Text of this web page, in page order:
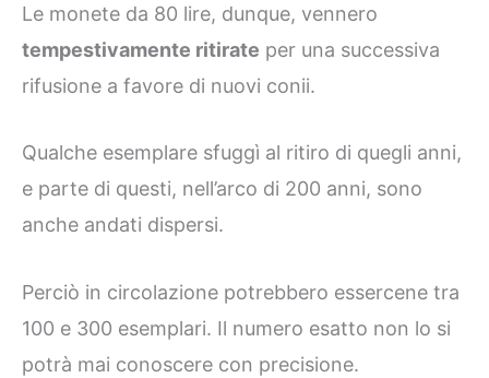
Le monete da 80 lire, dunque, vennero
tempestivamente ritirate per una successiva
rifusione a favore di nuovi conii.
Qualche esemplare sfuggì al ritiro di quegli anni,
e parte di questi, nell’arco di 200 anni, sono
anche andati dispersi.
Perciò in circolazione potrebbero essercene tra
100 e 300 esemplari. Il numero esatto non lo si
potrà mai conoscere con precisione.